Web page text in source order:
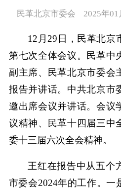
民革北京市委会 2025年01
12月29日，民革北京
第七次全体会议。民革中
副主席、民革北京市委会
报告并讲话。中共北京市
邀出席会议并讲话。会议
议精神、民革十四届三中
委十三届六次全会精神。
王红在报告中从五个
市委会2024年的工作。一